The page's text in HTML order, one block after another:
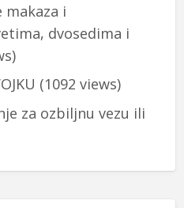
makaza i
dvosedima i
(1092 views)
za ozbiljnu vezu ili